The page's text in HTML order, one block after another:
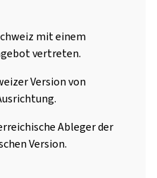
mit einem
vertreten.
Version von
Ableger der
Version.